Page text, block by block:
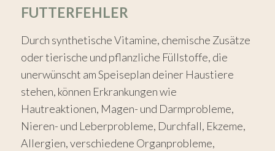
FUTTERFEHLER
Durch synthetische Vitamine, chemische Zusätze
oder tierische und pflanzliche Füllstoffe, die
unerwünscht am Speiseplan deiner Haustiere
stehen, können Erkrankungen wie
Hautreaktionen, Magen- und Darmprobleme,
Nieren- und Leberprobleme, Durchfall, Ekzeme,
Allergien, verschiedene Organprobleme,